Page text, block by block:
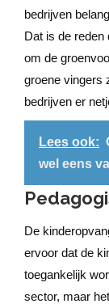
bedrijven
Dat is de reden
om de
groene vingers
bedrijven er
Lees ook:
wel eens
De
ervoor dat de
toegankelijk
sector, maar